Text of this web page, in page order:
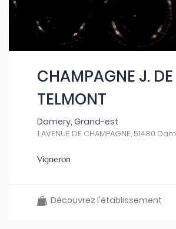
CHAMPAGNE J. DE
TELMONT
Damery, Grand-est
1 AVENUE DE CHAMPAGNE, 51480
Vigneron
Découvrez l'établissement